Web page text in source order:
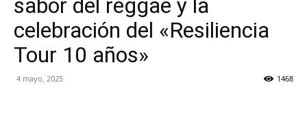
sabor del reggae y la
celebración del «Resiliencia
Tour 10 años»
4 mayo, 2025 1468